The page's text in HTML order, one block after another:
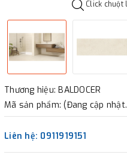
Click chuột
Thương hiệu: BALDOCER
Mã sản phẩm: (Đang cập
Liên hệ: 0911919151